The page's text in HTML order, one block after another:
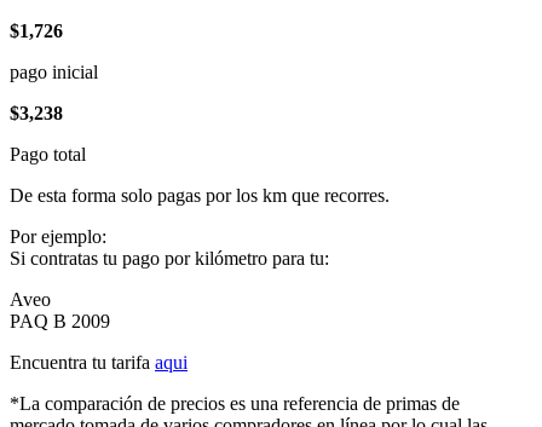
$1,726
pago inicial
$3,238
Pago total
De esta forma solo pagas por los km que recorres.
Por ejemplo:
Si contratas tu pago por kilómetro para tu:
Aveo
PAQ B 2009
Encuentra tu tarifa aqui
*La comparación de precios es una referencia de primas de